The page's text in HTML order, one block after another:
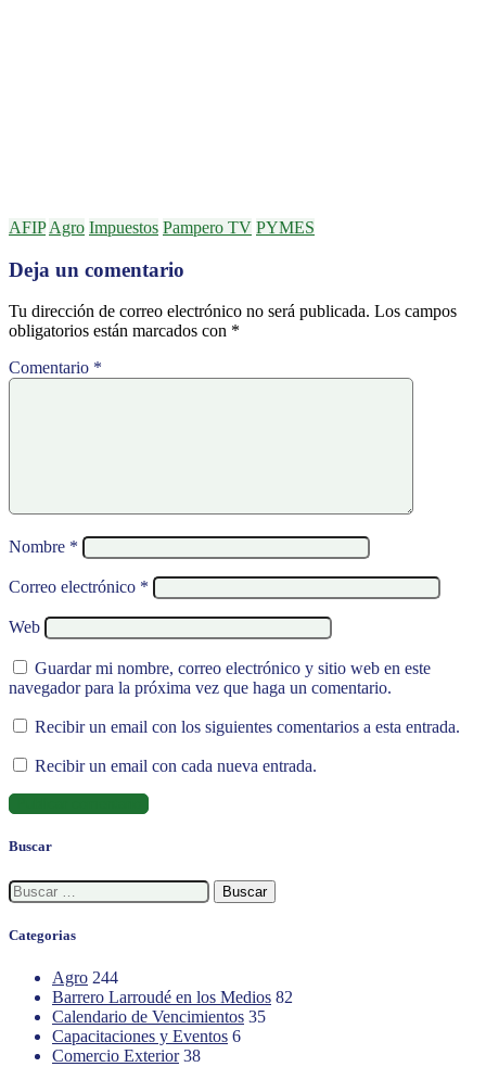
AFIP Agro Impuestos Pampero TV PYMES
Deja un comentario
Tu dirección de correo electrónico no será publicada. Los campos
obligatorios están marcados con *
Comentario *
Nombre *
Correo electrónico *
Web
Guardar mi nombre, correo electrónico y sitio web en este
navegador para la próxima vez que haga un comentario.
Recibir un email con los siguientes comentarios a esta entrada.
Recibir un email con cada nueva entrada.
Buscar
Buscar:
Categorias
Agro 244
Barrero Larroudé en los Medios 82
Calendario de Vencimientos 35
Capacitaciones y Eventos 6
Comercio Exterior 38